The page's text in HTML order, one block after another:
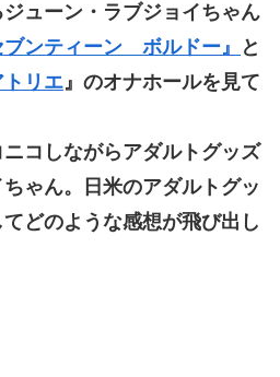
ューン・ラブジョイちゃん
ブンティーン ボルドー』
と
リエ』のオナホールを見て
コしながらアダルトグッズ
ゃん。日米のアダルトグッ
どのような感想が飛び出し